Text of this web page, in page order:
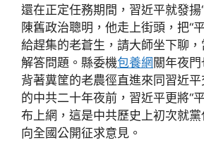
還在正定任務期間，習近平就發揚
陳舊政治聰明，他走上街頭，把“
給趕集的老蒼生，請大師坐下聊，
解答問題。縣委機包養網 關年夜門
背著糞筐的老農徑直進來同習近
的中共二十年夜前，習近平更將“
布上網，這是中共歷史上初次就
向全國公開征求意見。